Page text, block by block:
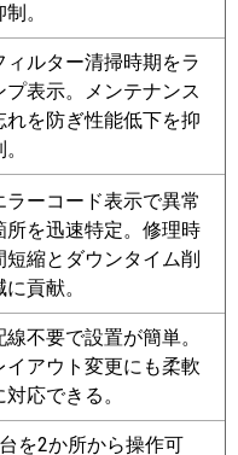
。
ィルター清掃時期をラ
プ表示。メンテナンス
れを防ぎ性能低下を抑
ラーコード表示で異常
所を迅速特定。修理時
短縮とダウンタイム削
に貢献。
線不要で設置が簡単。
イアウト変更にも柔軟
対応できる。
を2か所から操作可